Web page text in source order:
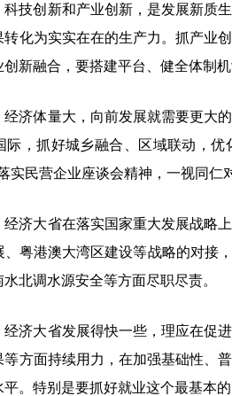
科技创新和产业创新，是发展新质
化为实实在在的生产力。抓产业
新融合，要搭建平台、健全体制
经济体量大，向前发展就需要更大
际，抓好城乡融合、区域联动，
实民营企业座谈会精神，一视同仁
经济大省在落实国家重大发展战略
粤港澳大湾区建设等战略的对接
北调水源安全等方面尽职尽责。
经济大省发展得快一些，理应在促
方面持续用力，在加强基础性、
。特别是要抓好就业这个最基本